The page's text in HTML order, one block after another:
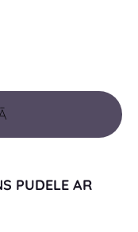
PUDELE AR